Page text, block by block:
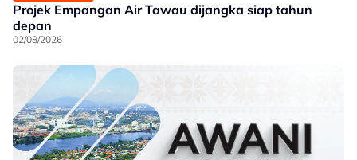
Projek Empangan Air Tawau dijangka siap tahun
depan
02/08/2026